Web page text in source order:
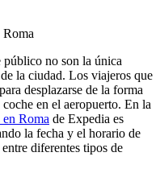
Roma
público no son la única
la ciudad. Los viajeros que
desplazarse de la forma
en el aeropuerto. En la
Roma de Expedia es
la fecha y el horario de
diferentes tipos de